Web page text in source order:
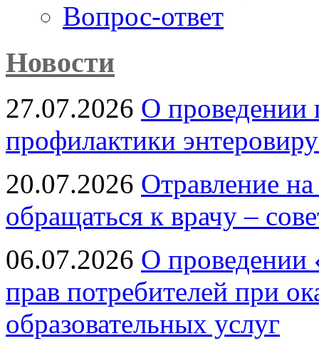
Вопрос-ответ
Новости
27.07.2026 О проведении
профилактики
20.07.2026 Отравление
обращаться к врачу –
06.07.2026 О проведении
прав потребителей при
образовательных услуг